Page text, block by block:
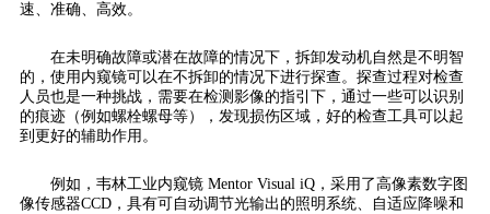
速、准确、高效。
在未明确故障或潜在故障的情况下，拆卸发动机自然是不明智
的，使用内窥镜可以在不拆卸的情况下进行探查。探查过程对检查
人员也是一种挑战，需要在检测影像的指引下，通过一些可以识别
的痕迹（例如螺栓螺母等），发现损伤区域，好的检查工具可以起
到更好的辅助作用。
例如，韦林工业内窥镜 Mentor Visual iQ，采用了高像素数字图
像传感器CCD，具有可自动调节光输出的照明系统、自适应降噪和